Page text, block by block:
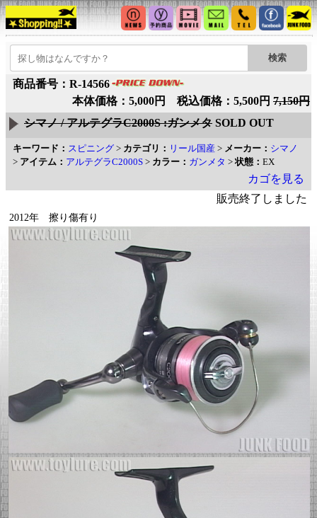
商品番号：R-14566
本体価格：5,000円 税込価格：5,500円 7,150円
シマノ / アルテグラC2000S :ガンメタ SOLD OUT
キーワード： スピニング > カテゴリ： リール国産 > メーカー： シマノ
> アイテム： アルテグラC2000S > カラー： ガンメタ >状態： EX
カゴを見る
販売終了しました
2012年 擦り傷有り